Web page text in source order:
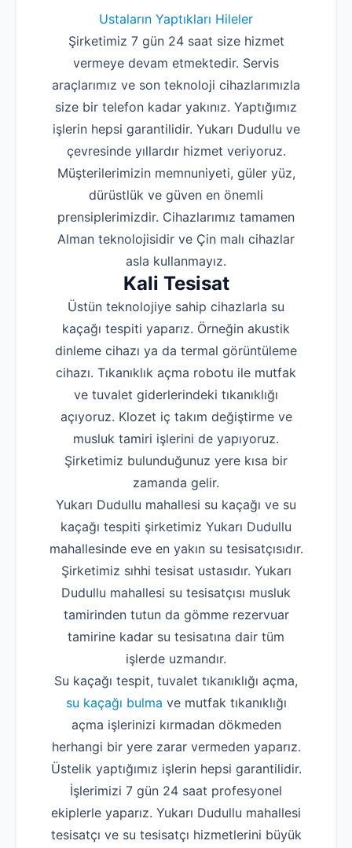
Ustaların Yaptıkları Hileler
Şirketimiz 7 gün 24 saat size hizmet
vermeye devam etmektedir. Servis
araçlarımız ve son teknoloji cihazlarımızla
size bir telefon kadar yakınız. Yaptığımız
işlerin hepsi garantilidir. Yukarı Dudullu ve
çevresinde yıllardır hizmet veriyoruz.
Müşterilerimizin memnuniyeti, güler yüz,
dürüstlük ve güven en önemli
prensiplerimizdir. Cihazlarımız tamamen
Alman teknolojisidir ve Çin malı cihazlar
asla kullanmayız.
Kali Tesisat
Üstün teknolojiye sahip cihazlarla su
kaçağı tespiti yaparız. Örneğin akustik
dinleme cihazı ya da termal görüntüleme
cihazı. Tıkanıklık açma robotu ile mutfak
ve tuvalet giderlerindeki tıkanıklığı
açıyoruz. Klozet iç takım değiştirme ve
musluk tamiri işlerini de yapıyoruz.
Şirketimiz bulunduğunuz yere kısa bir
zamanda gelir.
Yukarı Dudullu mahallesi su kaçağı ve su
kaçağı tespiti şirketimiz Yukarı Dudullu
mahallesinde eve en yakın su tesisatçısıdır.
Şirketimiz sıhhi tesisat ustasıdır. Yukarı
Dudullu mahallesi su tesisatçısı musluk
tamirinden tutun da gömme rezervuar
tamirine kadar su tesisatına dair tüm
işlerde uzmandır.
Su kaçağı tespit, tuvalet tıkanıklığı açma,
su kaçağı bulma ve mutfak tıkanıklığı
açma işlerinizi kırmadan dökmeden
herhangi bir yere zarar vermeden yaparız.
Üstelik yaptığımız işlerin hepsi garantilidir.
İşlerimizi 7 gün 24 saat profesyonel
ekiplerle yaparız. Yukarı Dudullu mahallesi
tesisatçı ve su tesisatçı hizmetlerini büyük